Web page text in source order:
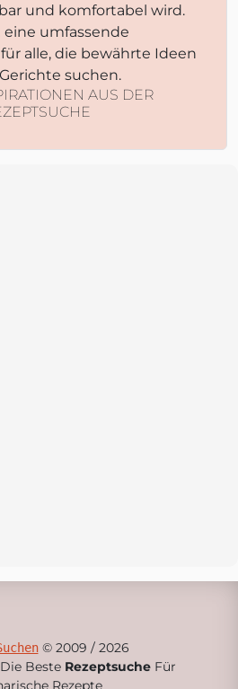
und komfortabel wird.
eine umfassende
alle, die bewährte Ideen
suchen.
AUS DER
© 2009 / 2026
Beste Rezeptsuche Für
Rezepte